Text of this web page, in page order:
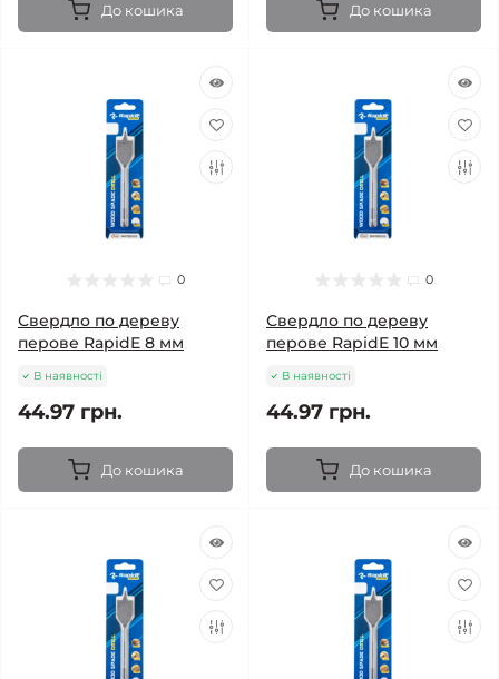
До кошика До кошика
0
Свердло по дереву
перове RapidE 8 мм
В наявності
44.97 грн.
До кошика
0
Свердло по дереву
перове RapidE 10 мм
В наявності
44.97 грн.
До кошика